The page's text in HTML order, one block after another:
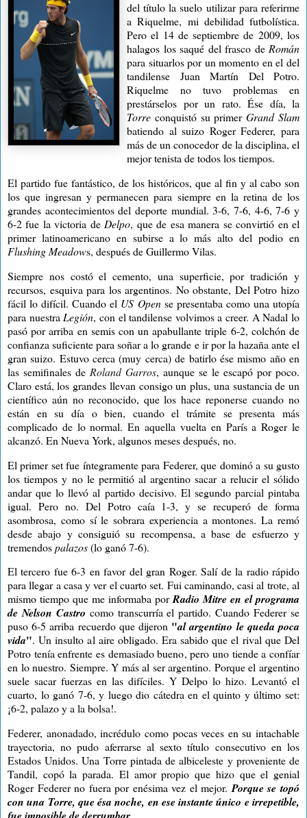
del título la suelo utilizar para referirme
a Riquelme, mi debilidad futbolística.
Pero el 14 de septiembre de 2009, los
halagos los saqué del frasco de Román
para situarlos por un momento en el del
tandilense Juan Martín Del Potro.
Riquelme no tuvo problemas en
prestárselos por un rato. Ése día, la
Torre conquistó su primerGrand Slam
batiendo al suizo Roger Federer, para
más de un conocedor de la disciplina, el
mejor tenista de todos los tiempos.
El partido fue fantástico, de los históricos, que al fin y al cabo son
los que ingresan y permanecen para siempre en la retina de los
grandes acontecimientos del deporte mundial. 3-6, 7-6, 4-6, 7-6 y
6-2 fue la victoria de Delpo, que de esa manera se convirtió en el
primer latinoamericano en subirse a lo más alto del podio en
Flushing Meadows, después de Guillermo Vilas.
Siempre nos costó el cemento, una superficie, por tradición y
recursos, esquiva para los argentinos. No obstante, Del Potro hizo
fácil lo difícil. Cuando el US Opense presentaba como una utopía
para nuestra Legión, con el tandilense volvimos a creer. A Nadal lo
pasó por arriba en semis con un apabullante triple 6-2, colchón de
confianza suficiente para soñar a lo grande e ir por la hazaña ante el
gran suizo. Estuvo cerca (muy cerca) de batirlo ése mismo año en
las semifinales de Roland Garros, aunque se le escapó por poco.
Claro está, los grandes llevan consigo un plus, una sustancia de un
científico aún no reconocido, que los hace reponerse cuando no
están en su día o bien, cuando el trámite se presenta más
complicado de lo normal. En aquella vuelta en París a Roger le
alcanzó. En Nueva York, algunos meses después, no.
El primer set fue íntegramente para Federer, que dominó a su gusto
los tiempos y no le permitió al argentino sacar a relucir el sólido
andar que lo llevó al partido decisivo. El segundo parcial pintaba
igual. Pero no. Del Potro caía 1-3, y se recuperó de forma
asombrosa, como sí le sobrara experiencia a montones. La remó
desde abajo y consiguió su recompensa, a base de esfuerzo y
tremendospalazos(lo ganó 7-6).
El tercero fue 6-3 en favor del gran Roger. Salí de la radio rápido
para llegar a casa y ver el cuarto set. Fui caminando, casi al trote, al
mismo tiempo que me informaba porRadio Mitre en el programa
de Nelson Castro como transcurría el partido. Cuando Federer se
puso 6-5 arriba recuerdo que dijeron "al argentino le queda poca
vida". Un insulto al aire obligado. Era sabido que el rival que Del
Potro tenía enfrente es demasiado bueno, pero uno tiende a confíar
en lo nuestro. Siempre. Y más al ser argentino. Porque el argentino
suele sacar fuerzas en las difíciles. Y Delpo lo hizo. Levantó el
cuarto, lo ganó 7-6, y luego dio cátedra en el quinto y último set:
¡6-2, palazo y a la bolsa!.
Federer, anonadado, incrédulo como pocas veces en su intachable
trayectoria, no pudo aferrarse al sexto título consecutivo en los
Estados Unidos. Una Torrepintada dealbiceleste y proveniente de
Tandil, copó la parada. El amor propio que hizo que el genial
Roger Federer no fuera por enésima vez el mejor.Porque se topó
con una Torre, que ésa noche, en ese instante único e irrepetible,
.